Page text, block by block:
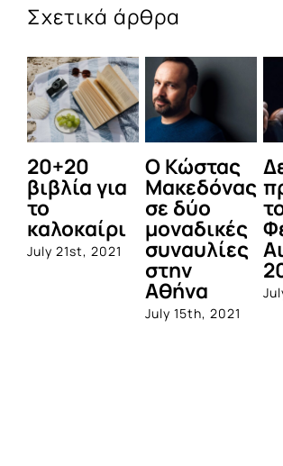
Σχετικά άρθρα
20+20
βιβλία για
το
καλοκαίρι
July 21st, 2021
Ο Κώστας
Μακεδόνας
σε δύο
μοναδικές
συναυλίες
στην
Αθήνα
July 15th, 2021